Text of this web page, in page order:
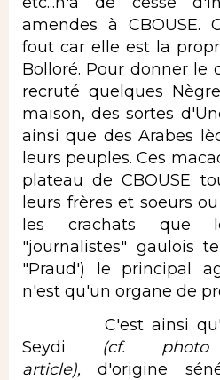
amendes à CBOUSE.
fout car elle est la
Bolloré. Pour donner le
recruté quelques
maison, des sortes
ainsi que des Arabes
leurs peuples. Ces
plateau de CBOUSE
leurs frères et soeurs
les crachats que
"journalistes" gaulois
"Praud') le principal
n'est qu'un organe de
C'est ainsi
Seydi
(cf.
article),d'origine